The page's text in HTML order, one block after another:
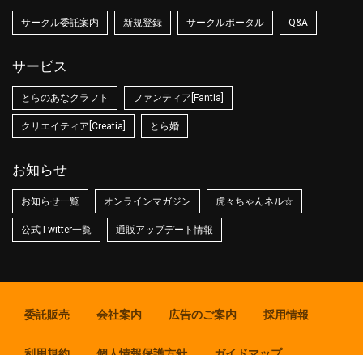
サークル委託案内 新規登録 サークルポータル Q&A
サービス
とらのあなクラフト ファンティア[Fantia]
クリエイティア[Creatia] とら婚
お知らせ
お知らせ一覧 オンラインマガジン 虎々ちゃんネル☆
公式Twitter一覧 通販アップデート情報
委託販売 会社案内 広告のご案内 採用情報